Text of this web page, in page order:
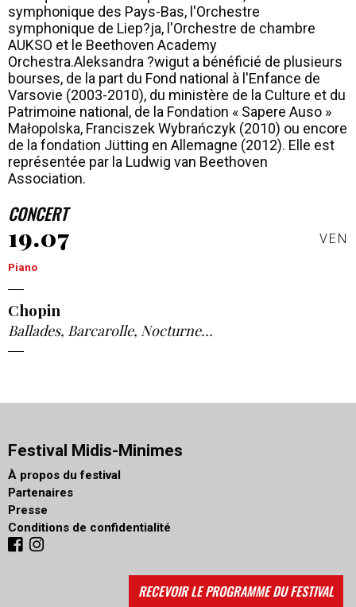
symphonique des Pays-Bas, l'Orchestre
symphonique de Liep?ja, l'Orchestre de chambre
AUKSO et le Beethoven Academy
Orchestra.Aleksandra ?wigut a bénéficié de plusieurs
bourses, de la part du Fond national à l'Enfance de
Varsovie (2003-2010), du ministère de la Culture et du
Patrimoine national, de la Fondation « Sapere Auso »
Małopolska, Franciszek Wybrańczyk (2010) ou encore
de la fondation Jütting en Allemagne (2012). Elle est
représentée par la Ludwig van Beethoven
Association.
CONCERT
19.07 VEN
Piano
Chopin
Ballades, Barcarolle, Nocturne…
Festival Midis-Minimes
À propos du festival
Partenaires
Presse
Conditions de confidentialité
RECEVOIR LE PROGRAMME DU FESTIVAL